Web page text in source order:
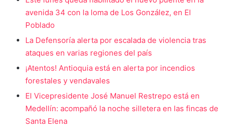
avenida 34 con la loma de Los González, en El
Poblado
La Defensoría alerta por escalada de violencia tras
ataques en varias regiones del país
¡Atentos! Antioquia está en alerta por incendios
forestales y vendavales
El Vicepresidente José Manuel Restrepo está en
Medellín: acompañó la noche silletera en las fincas de
Santa Elena